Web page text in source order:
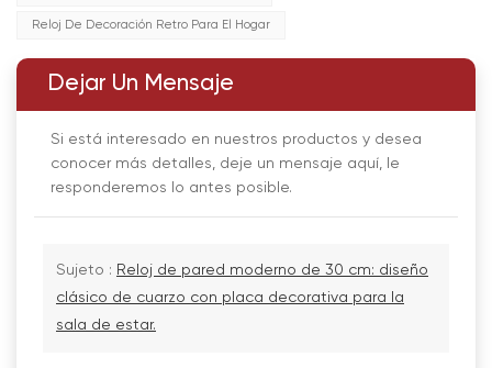
Reloj De Decoración Retro Para El Hogar
Dejar Un Mensaje
Si está interesado en nuestros productos y desea
conocer más detalles, deje un mensaje aquí, le
responderemos lo antes posible.
Sujeto : Reloj de pared moderno de 30 cm: diseño
clásico de cuarzo con placa decorativa para la
sala de estar.